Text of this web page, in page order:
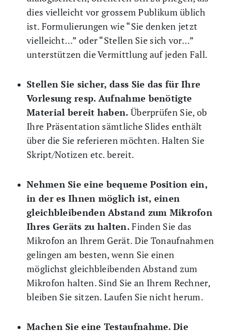
dies vielleicht vor grossem Publikum üblich
ist. Formulierungen wie “Sie denken jetzt
vielleicht…” oder “Stellen Sie sich vor…”
unterstützen die Vermittlung auf jeden Fall.
Stellen Sie sicher, dass Sie das für Ihre
Vorlesung resp. Aufnahme benötigte
Material bereit haben. Überprüfen Sie, ob
Ihre Präsentation sämtliche Slides enthält
über die Sie referieren möchten. Halten Sie
Skript/Notizen etc. bereit.
Nehmen Sie eine bequeme Position ein,
in der es Ihnen möglich ist, einen
gleichbleibenden Abstand zum Mikrofon
Ihres Geräts zu halten.Finden Sie das
Mikrofon an Ihrem Gerät. Die Tonaufnahmen
gelingen am besten, wenn Sie einen
möglichst gleichbleibenden Abstand zum
Mikrofon halten. Sind Sie an Ihrem Rechner,
bleiben Sie sitzen. Laufen Sie nicht herum.
Machen Sie eine Testaufnahme. Die